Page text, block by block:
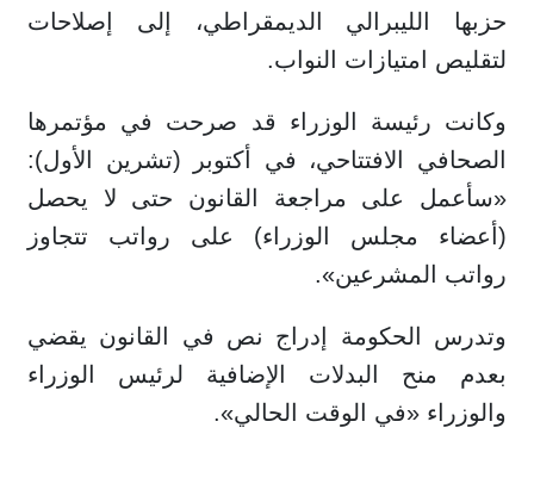
حزبها الليبرالي الديمقراطي، إلى إصلاحات
لتقليص امتيازات النواب.
وكانت رئيسة الوزراء قد صرحت في مؤتمرها
الصحافي الافتتاحي، في أكتوبر (تشرين الأول):
«سأعمل على مراجعة القانون حتى لا يحصل
(أعضاء مجلس الوزراء) على رواتب تتجاوز
رواتب المشرعين».
وتدرس الحكومة إدراج نص في القانون يقضي
بعدم منح البدلات الإضافية لرئيس الوزراء
والوزراء «في الوقت الحالي».